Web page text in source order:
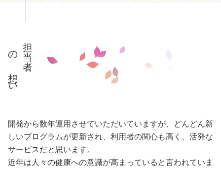
担当者
の想い
開発から数年運用させていただいていますが、どんどん新
しいプログラムが更新され、利用者の関心も高く、活発な
サービスだと思います。
近年は人々の健康への意識が高まっていると言われていま